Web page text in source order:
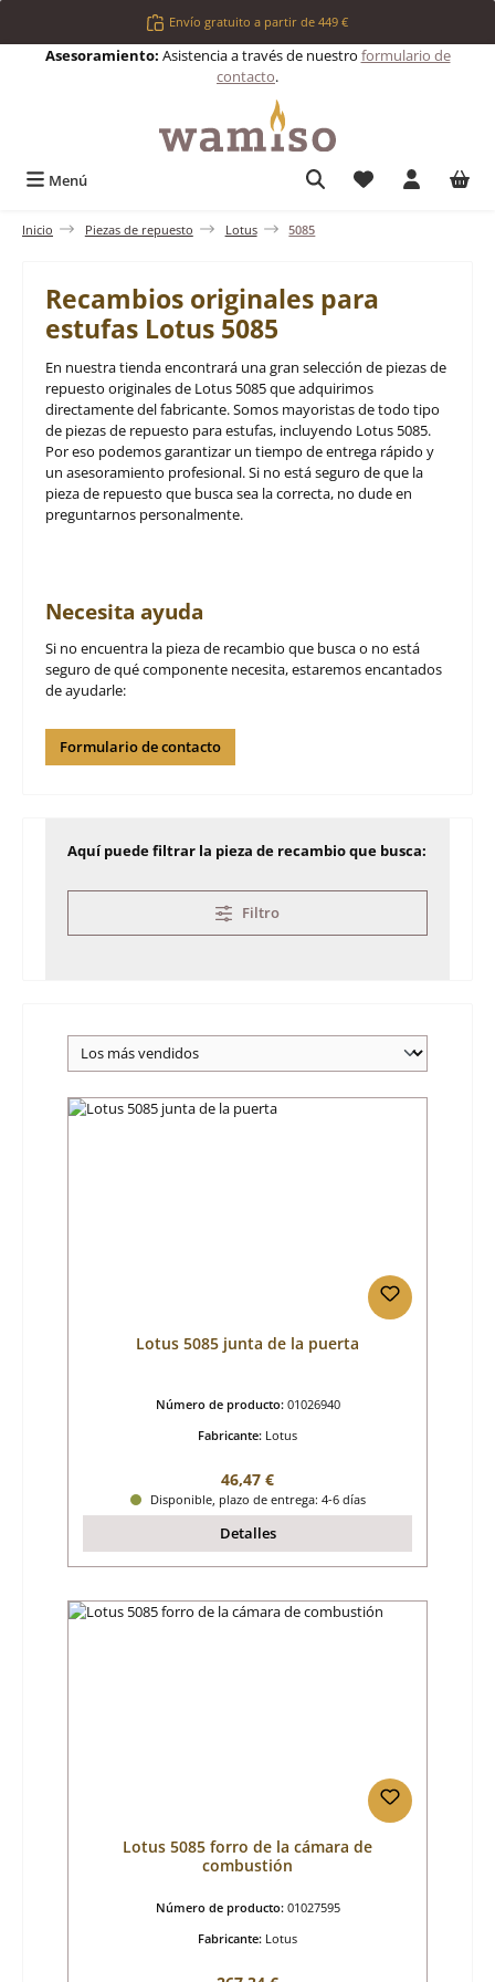
Saltar al contenido principalEnvío gratuito a partir de 449 €
Asesoramiento: Asistencia a través de nuestro formulario de
contacto.
Menú Tienes 0
Inicio Piezas de repuesto Lotus 5085
Recambios originales para
estufas Lotus 5085
En nuestra tienda encontrará una gran selección de piezas de
repuesto originales de Lotus 5085 que adquirimos
directamente del fabricante. Somos mayoristas de todo tipo
de piezas de repuesto para estufas, incluyendo Lotus 5085.
Por eso podemos garantizar un tiempo de entrega rápido y
un asesoramiento profesional. Si no está seguro de que la
pieza de repuesto que busca sea la correcta, no dude en
preguntarnos personalmente.
Necesita ayuda
Si no encuentra la pieza de recambio que busca o no está
seguro de qué componente necesita, estaremos encantados
de ayudarle:
Formulario de contacto
Aquí puede filtrar la pieza de recambio que busca:
Filtro
Lotus 5085 junta de la puerta
Número de producto: 01026940
Fabricante: Lotus
Precio normal:
46,47 €
Disponible, plazo de entrega: 4-6 días
Detalles
Lotus 5085 forro de la cámara de
combustión
Número de producto: 01027595
Fabricante: Lotus